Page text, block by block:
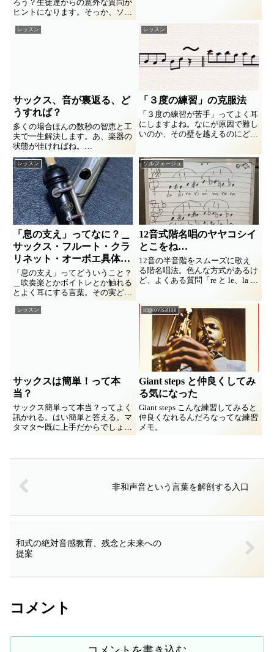
ろう？生徒達からの意外な質問が
ヒントになります。そっか、ソコ
から引っかかってたのね…。そこ
を解きほぐす徒然を書き留めま
レッスン
サックス、音が裏返る、ど
うすれば？
多くの場合ほんの数秒の智恵と工
夫で一生解決します。あ、楽器の
状態が佳ければね。
低い音がよく裏返る、それも殆ど
の場合楽器のせいではありませ
ん。
思ったよりも高い音が突然出てし
まう。初心者がナンデダロウ、ナ
ントカシタイとなる出来事。症例
を色々と思いだして原因と解決策
を考えてみますね。
レッスン
「３度の練習」の克服法
「３度の練習が苦手」ってよく耳
にしますよね。なにが原因で難し
いのか、その壁を越えるのにどん
最も効率よいか、どうせなら運指
技術だけでない学びに繋がるほう
が佳い、、そんな練習法を組み立
ててみました。
レッスン
「息の支え」ってなに？＿
サックス・フルート・クラ
リネット・オーボエ具体例
と共に
「息の支え」ってどういうこと？
＿吹奏楽とかボイトレとか触れる
とよく耳にする言葉。その実どん
なことなの？なぜ必要？目指すの
はどこ？全ての楽器で一緒なの？
ソルフェージュ
12音式階名唱のヤヤコシイ
とこをね…
12音の半音階をスムーズに歌え
る階名唱法。色んな方式があるけ
ど、よくある質問「re と le、la と
いいの、自分さえ判ってりゃいい
んだからさ。え、でも難しい？じ
ゃ、こんな練習どう？ってなレッ
スンメモ。
レッスン
サックスは簡単！って本
当？
サックス簡単って本当？ってよく
訊かれる。はい簡単と答える。マ
タマタ〜既に上手だからでしょ？
いえいえほら咥えて…プ〜「本
improvisation
Giant steps と仲良くしてみ
る気になった
Giant steps こんな練習してみると
仲良くなれるんだろなってな練習
メモ。
非和声音という言葉を解剖する入口
和式の絶対音感教育、残念と未来への
提案
コメント